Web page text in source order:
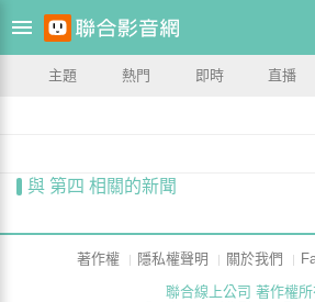
主題 熱門 即時 直播
與 第四 相關的新聞
著作權 隱私權聲明 關於我們
聯合線上公司 著作權所